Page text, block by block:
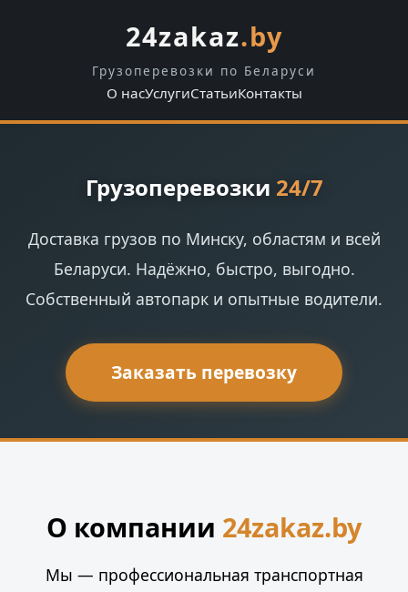
24zakaz.by
Грузоперевозки по Беларуси
О насУслугиСтатьиКонтакты
Грузоперевозки 24/7
Доставка грузов по Минску, областям и всей
Беларуси. Надёжно, быстро, выгодно.
Собственный автопарк и опытные водители.
Заказать перевозку
О компании 24zakaz.by
Мы — профессиональная транспортная